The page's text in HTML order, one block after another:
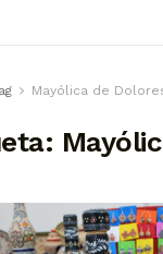
Mayólica de